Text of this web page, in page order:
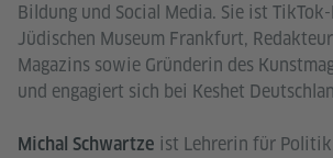
Bildung und Social Media. Sie ist
Jüdischen Museum Frankfurt,
Magazins sowie Gründerin des
und engagiert sich bei Keshet
Michal Schwartze ist Lehrerin für